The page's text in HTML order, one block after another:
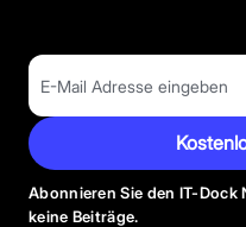
Abonnieren Sie den IT-Dock
keine Beiträge.